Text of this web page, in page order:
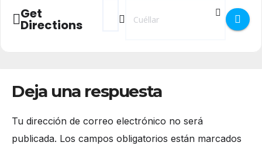
Get
Directions
Address - Día de las Bibliotecas en
Destination Address - Día de las
Deja una respuesta
Tu dirección de correo electrónico no será
publicada. Los campos obligatorios están marcados